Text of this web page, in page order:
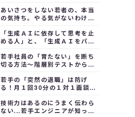
法
あいさつをしない若者の、本当
の気持ち。やる気がないわけじ
「生成ＡＩに依存して思考を止
める人」と、「生成ＡＩをパー
する人」～依存から活用へ
若手社員の「育たない」を断ち
切る方法～階層別テストから始
若手の「突然の退職」は防げ
る！月１回30分の１対１面談
技術力はあるのにうまく伝わら
ない...若手エンジニアが知って